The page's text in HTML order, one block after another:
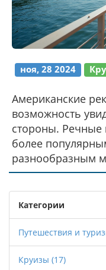
ноя, 28 2024
Американские
возможность
стороны. Речные
более
разнообразным
ценам.
варьироваться в
времени года и
Путешествие по
природы и
отличный выбор
отдых с
Категории
Путешествия и
Круизы (17)